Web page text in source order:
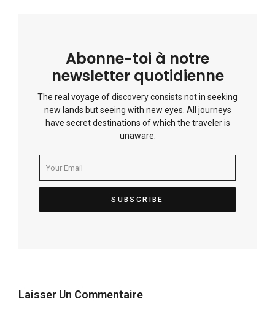
Abonne-toi à notre
newsletter quotidienne
The real voyage of discovery consists not in seeking
new lands but seeing with new eyes. All journeys
have secret destinations of which the traveler is
unaware.
Laisser Un Commentaire